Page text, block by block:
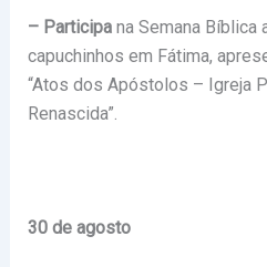
– Participana Semana Bíblica
capuchinhos em Fátima,
“Atos dos Apóstolos – Igreja
Renascida”.
30 de agosto